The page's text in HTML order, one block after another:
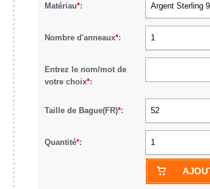
Matériau*: Argent Sterling
Nombre d'anneaux*: 1
Entrez le nom/mot de
votre choix*:
Taille de Bague(FR)*: 52
Quantité*: 1